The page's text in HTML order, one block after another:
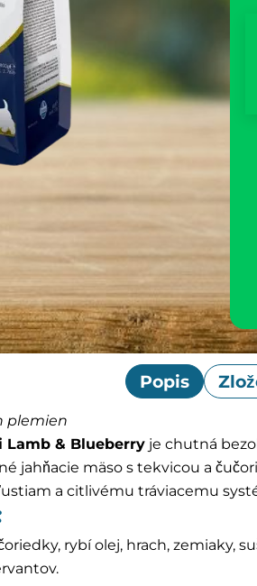
Popis
plemien
Lamb & Blueberry je chutná
jahňacie mäso s tekvicou a
a citlivému tráviacemu
rybí olej, hrach, zemiaky,